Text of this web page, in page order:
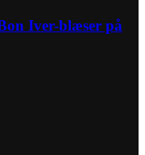
Iver-blæser på